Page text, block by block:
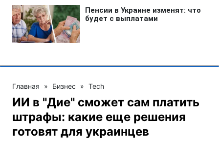
Главная » Бизнес » Tech
ИИ в "Дие" сможет сам платить
штрафы: какие еще решения
готовят для украинцев